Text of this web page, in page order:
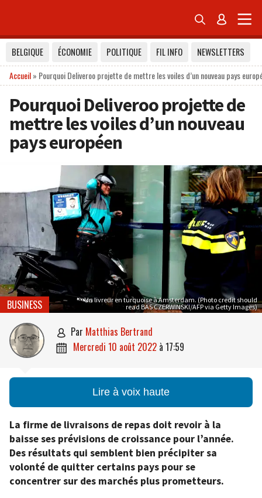
 
BELGIQUE ÉCONOMIE POLITIQUE FIL INFO
NEWSLETTERS
Accueil» Pourquoi Deliveroo projette de mettre les voiles d’un nouveau pays
Pourquoi Deliveroo projette de
mettre les voiles d’un nouveau
pays européen
Un livreur en turquoise à Amsterdam. (Photo credit should
read BAS CZERWINSKI/AFP via Getty Images)
BUSINESS
 par Matthias Bertrand
 mercredi 10 août 2022 à 17:59
Lire à voix haute
La firme de livraisons de repas doit revoir à la
baisse ses prévisions de croissance pour l’année.
Des résultats qui semblent bien précipiter sa
volonté de quitter certains pays pour se
concentrer sur des marchés plus prometteurs.